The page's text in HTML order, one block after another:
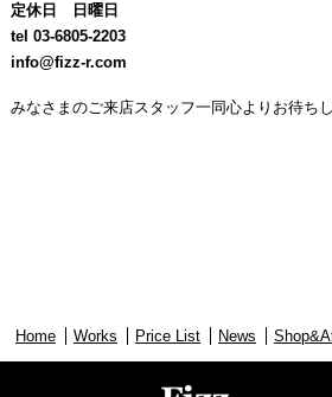
定休日 日曜日
tel 03-6805-2203
info@fizz-r.com
みなさまのご来店スタッフ一同心よりお待ち
Home Works Price List News